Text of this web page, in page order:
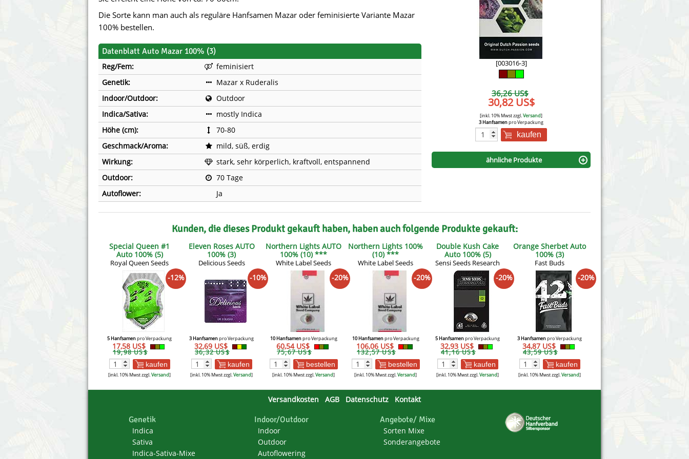
Barney´s Farm
Blimburn Seeds
Bulk Seed Bank
Bulldog Seeds
Cannabella Genetics
G13 Labs
Genehtik Seeds
Green Bodhi
House of the Great Gardener
Ministry of Cannabis
Philosopher Seeds
Söllner - Vadda's Marijuanabam
Sumo Seeds
Victory Seeds
Vision Seeds
White Label Seeds
World of Seeds
CBD Nutzhanfsamen
Die Sorte kann man auch als reguläre Hanfsamen Mazar oder feminisierte Variante Mazar
100% bestellen.
Datenblatt Auto Mazar 100% (3)
Reg/Fem:
feminisiert
Genetik:
Mazar x Ruderalis
Indoor/Outdoor:
Outdoor
Indica/Sativa:
mostly Indica
Höhe (cm):
70-80
Geschmack/Aroma:
mild, süß, erdig
Wirkung:
stark, sehr körperlich, kraftvoll, entspannend
Outdoor:
70 Tage
Autoflower:
Ja
[003016-3]
36,26 US$
30,82 US$
[inkl. 10% Mwst zzgl.Versand]
3 Hanfsamenpro Verpackung
kaufen
ähnliche Produkte
Kunden, die dieses Produkt gekauft haben, haben auch folgende Produkte gekauft:
Special Queen #1
Auto 100% (5)
Royal Queen Seeds
-12%
5 Hanfsamenpro Verpackung
17,58 US$
19,98 US$
kaufen
[inkl. 10% Mwst zzgl.Versand]
Eleven Roses AUTO
100% (3)
Delicious Seeds
-10%
3 Hanfsamenpro Verpackung
32,69 US$
36,32 US$
kaufen
[inkl. 10% Mwst zzgl.Versand]
Northern Lights AUTO
100% (10) ***
White Label Seeds
-20%
10 Hanfsamenpro Verpackung
60,54 US$
75,67 US$
bestellen
[inkl. 10% Mwst zzgl.Versand]
Northern Lights 100%
(10) ***
White Label Seeds
-20%
10 Hanfsamenpro Verpackung
106,06 US$
132,57 US$
bestellen
[inkl. 10% Mwst zzgl.Versand]
Double Kush Cake
Auto 100% (5)
Sensi Seeds Research
-20%
5 Hanfsamenpro Verpackung
32,93 US$
41,16 US$
kaufen
[inkl. 10% Mwst zzgl.Versand]
Orange Sherbet Auto
100% (3)
Fast Buds
-20%
3 Hanfsamenpro Verpackung
34,87 US$
43,59 US$
kaufen
[inkl. 10% Mwst zzgl.Versand]
Versandkosten AGB Datenschutz Kontakt
Genetik
Indica
Sativa
Indica-Sativa-Mixe
Indoor/Outdoor
Indoor
Outdoor
Autoflowering
Angebote/ Mixe
Sorten Mixe
Sonderangebote